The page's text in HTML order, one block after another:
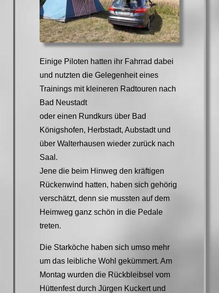
Einige Piloten hatten ihr Fahrrad dabei
und nutzten die Gelegenheit eines
Trainings mit kleineren Radtouren nach
Bad Neustadt
oder einen Rundkurs über Bad
Königshofen, Herbstadt, Aubstadt und
über Walterhausen wieder zurück nach
Saal.
Jene die beim Hinweg den kräftigen
Rückenwind hatten, haben sich gehörig
verschätzt, denn sie mussten auf dem
Heimweg ganz schön in die Pedale
treten.
Die Starköche haben sich umso mehr
um das leibliche Wohl gekümmert. Am
Montag wurden die Rückbleibsel vom
Hüttenfest durch Jürgen Kuckert und